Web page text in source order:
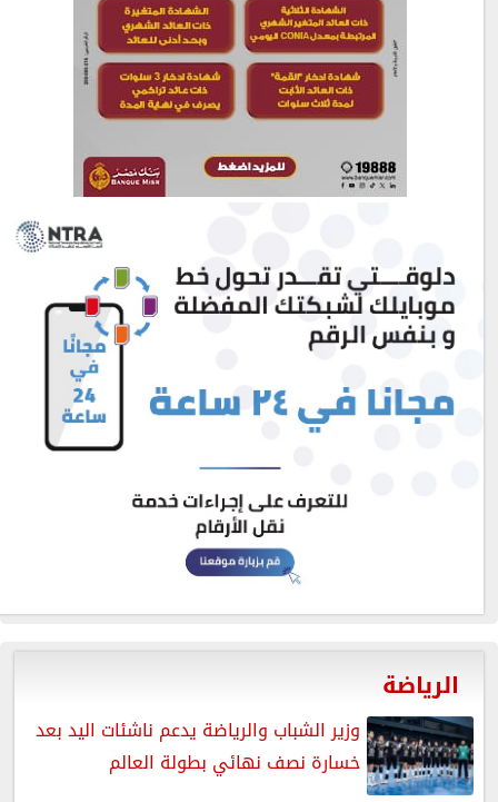
الرياضة
وزير الشباب والرياضة يدعم ناشئات اليد بعد
خسارة نصف نهائي بطولة العالم